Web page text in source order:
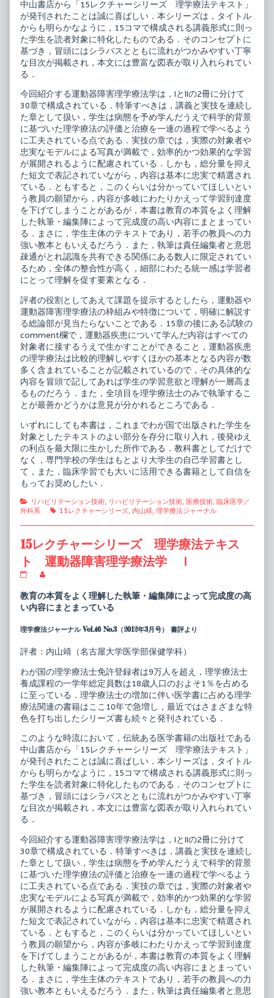
動
器
障
害
理
学
療
法
学
published
on
療
法
テ
キ
ス
ト
運
動
害
理
学
療
法
学
II,
中山書店から「15レクチャーシリーズ 理学療法テキスト」
が発刊されたことは誠に喜ばしい．本シリーズは，タイトル
からも明らかなように，15コマで構成される講義形式に則っ
た学生を読者対象に特化したものである．そのコンセプトに
基づき，冒頭にはシラバスとともに流れがつかみやすい丁寧
な目次が掲載され，本文には豊富な図表が取り入れられてい
る．
今回紹介する運動器障害理学療法学は，IとIIの2冊に分けて
30章で構成されている．特筆すべきは，講義と実技を連続し
た章として扱い，学生は病態を予め学んだうえで科学的背景
に基づいた理学療法の評価と治療を一連の過程で学べるよう
に工夫されている点である．実技の章では，実際の対象者や
忠実なモデルによる写真が満載で，効率的かつ効果的な学習
が展開されるように配慮されている．しかも，総分量を抑え
た短文で表記されていながら，内容は基本に忠実で精選され
ている．ともすると，このくらいは分かっていてほしいとい
う教員の願望から，内容が多岐にわたりかえって学習到達度
を下げてしまうことがあるが，本書は教育の本質をよく理解
した執筆・編集陣によって完成度の高い内容にまとまってい
る．まさに，学生主体のテキストであり，若手の教員への力
強い教本ともいえるだろう．また，執筆は責任編集者と意思
疎通がとれ認識を共有できる関係にある数人に限定されてい
るため，全体の整合性が高く，細部にわたる統一感は学習者
にとって理解を促す要素となる．
評者の役割としてあえて課題を提示するとしたら，運動器や
運動器障害理学療法の枠組みや特徴について，明確に解説す
る総論部が見当たらないことである．15章の後にある試験の
comment欄で，運動器疾患について学んだ内容はすべての
対象者に接するうえで生かすことができること，運動器疾患
の理学療法は比較的理解しやすくほかの基本となる内容が数
多く含まれていることが記載されているので，その具体的な
内容を冒頭で記してあれば学生の学習意欲と理解が一層高ま
るものだろう．また，全項目を理学療法士のみで執筆するこ
とが最善かどうかは意見が分かれるところである．
いずれにしても本書は，これまでわが国で出版された学生を
対象としたテキストのよい部分を存分に取り入れ，後発ゆえ
の利点を最大限に生かした所作である．教科書としてだけで
なく，専門学校の学生はもとより大学生の自己学習書とし
て，また，臨床学習でも大いに活用できる書籍として自信を
もってお奨めしたい．
Categories
リハビリテーション技術, リハビリテーション技術, 医療技術, 臨床医学／
外科系
Tags
15レクチャーシリーズ, 内山靖, 理学療法ジャーナル
15レクチャーシリーズ 理学療法テキス
ト 運動器障害理学療法学 Ｉ
ク
チ
ャ
シ
ー
ズ
学
療
法
テ
キ
ス
運
動
器
障
害
理
学
療
法
学
published
on
posts
by
the
of
レ
ク
ャ
ー
シ
リ
ー
ズ
学
療
法
テ
キ
ス
ト
運
動
害
理
学
療
法
学
Ｉ,
教育の本質をよく理解した執筆・編集陣によって完成度の高
い内容にまとまっている
理学療法ジャーナル Vol.46 No.3（2012年3月号） 書評より
評者：内山靖（名古屋大学医学部保健学科）
わが国の理学療法士免許登録者は9万人を超え，理学療法士
養成課程の一学年総定員数は18歳人口のおよそ1％を占める
に至っている．理学療法士の増加に伴い医学書に占める理学
療法関連の書籍はここ10年で急増し，最近ではさまざまな特
色を打ち出したシリーズ書も続々と発刊されている．
このような時流において，伝統ある医学書籍の出版社である
中山書店から「15レクチャーシリーズ 理学療法テキスト」
が発刊されたことは誠に喜ばしい．本シリーズは，タイトル
からも明らかなように，15コマで構成される講義形式に則っ
た学生を読者対象に特化したものである．そのコンセプトに
基づき，冒頭にはシラバスとともに流れがつかみやすい丁寧
な目次が掲載され，本文には豊富な図表が取り入れられてい
る．
今回紹介する運動器障害理学療法学は，IとIIの2冊に分けて
30章で構成されている．特筆すべきは，講義と実技を連続し
た章として扱い，学生は病態を予め学んだうえで科学的背景
に基づいた理学療法の評価と治療を一連の過程で学べるよう
に工夫されている点である．実技の章では，実際の対象者や
忠実なモデルによる写真が満載で，効率的かつ効果的な学習
が展開されるように配慮されている．しかも，総分量を抑え
た短文で表記されていながら，内容は基本に忠実で精選され
ている．ともすると，このくらいは分かっていてほしいとい
う教員の願望から，内容が多岐にわたりかえって学習到達度
を下げてしまうことがあるが，本書は教育の本質をよく理解
した執筆・編集陣によって完成度の高い内容にまとまってい
る．まさに，学生主体のテキストであり，若手の教員への力
強い教本ともいえるだろう．また，執筆は責任編集者と意思